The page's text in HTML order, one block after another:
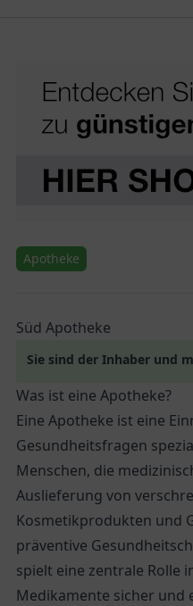
Apotheke
Süd Apotheke
Sie sind der Inhaber und
Was ist eine Apotheke?
Eine Apotheke ist eine
Gesundheitsfragen
Menschen, die
Auslieferung von
Kosmetikprodukten und
präventive
spielt eine zentrale Rolle
Medikamente sicher und